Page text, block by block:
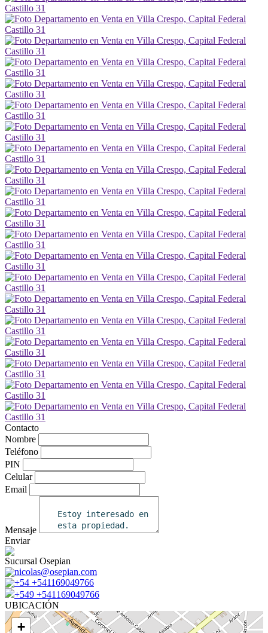
Contacto
Nombre
Teléfono
PIN
Celular
Email
Mensaje
Enviar
Sucursal Osepian
nicolas@osepian.com
+54 +541169049766
+549 +541169049766
UBICACIÓN
+